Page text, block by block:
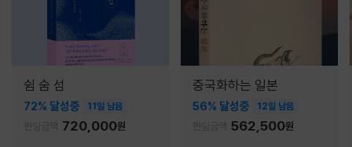
쉼 숨 섬
72% 달성중 11일 남음
펀딩금액 720,000원
중국화하는 일본
56% 달성중 12일 남음
펀딩금액 562,500원